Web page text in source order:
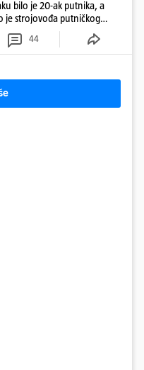
bilo je 20-ak putnika, a
je strojovođa putničkog
44